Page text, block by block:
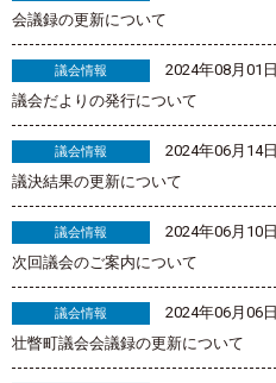
会議録の更新について
議会情報
2024年08月01日
議会だよりの発行について
議会情報
2024年06月14日
議決結果の更新について
議会情報
2024年06月10日
次回議会のご案内について
議会情報
2024年06月06日
壮瞥町議会会議録の更新について